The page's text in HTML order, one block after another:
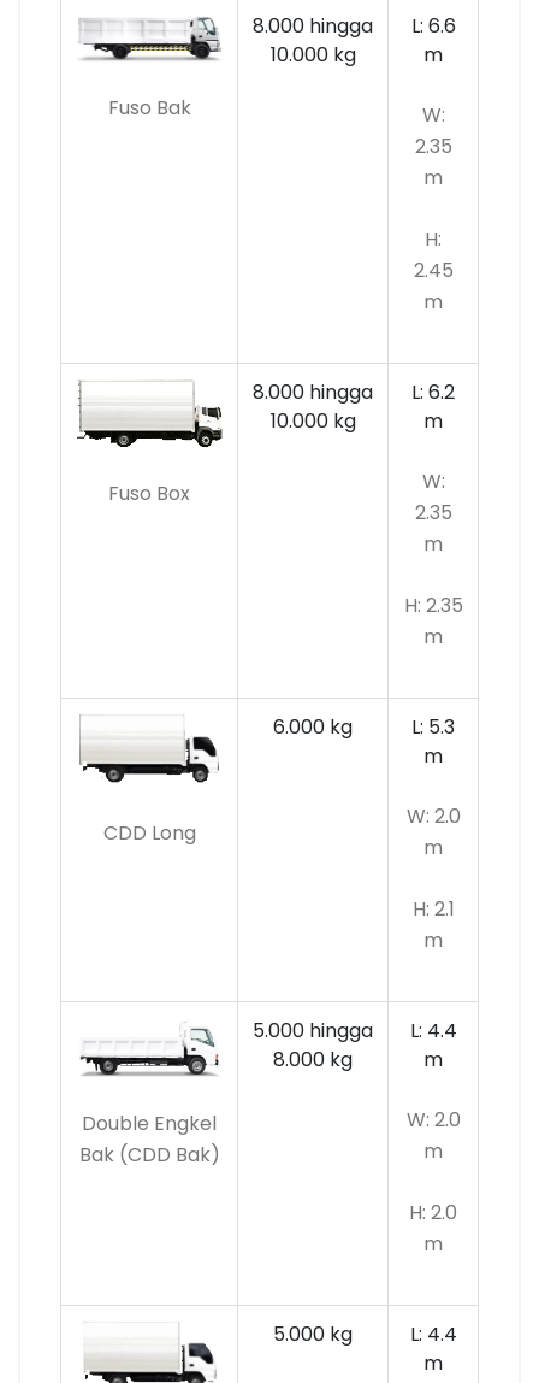
Fuso Bak
8.000 hingga
10.000kg
L: 6.6
m
W:
2.35
m
H:
2.45
m
Fuso Box
8.000 hingga
10.000 kg
L: 6.2
m
W:
2.35
m
H: 2.35
m
CDD Long
6.000 kg
L: 5.3
m
W: 2.0
m
H: 2.1
m
Double Engkel
Bak (CDD Bak)
5.000 hingga
8.000 kg
L: 4.4
m
W: 2.0
m
H: 2.0
m
5.000 kg
L: 4.4
m